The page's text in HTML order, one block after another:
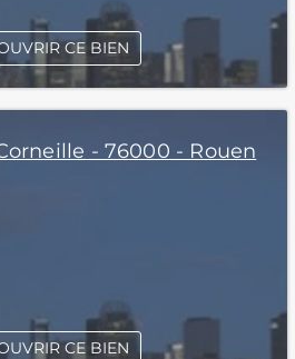
CE BIEN
- 76000 - Rouen
CE BIEN